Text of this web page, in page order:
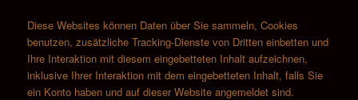
Diese Websites können Daten über Sie sammeln, Cookies
benutzen, zusätzliche Tracking-Dienste von Dritten einbetten und
Ihre Interaktion mit diesem eingebetteten Inhalt aufzeichnen,
inklusive Ihrer Interaktion mit dem eingebetteten Inhalt, falls Sie
ein Konto haben und auf dieser Website angemeldet sind.